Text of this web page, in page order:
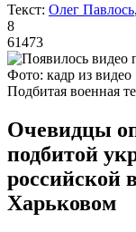
Текст: Олег Павлось
8
61473
Фото: кадр из видео
Подбитая военная
Очевидцы
подбитой
российской
Харьковом